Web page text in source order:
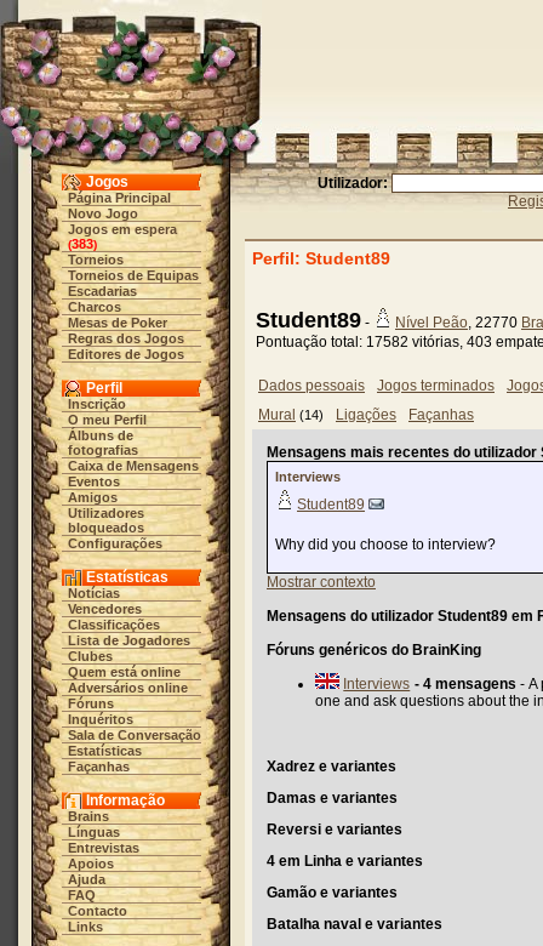
Jogos
Página Principal
Novo Jogo
Jogos em espera
(383)
Torneios
Torneios de Equipas
Escadarias
Charcos
Mesas de Poker
Regras dos Jogos
Editores de Jogos
Perfil
Inscrição
O meu Perfil
Álbuns de
fotografias
Caixa de Mensagens
Eventos
Amigos
Utilizadores
bloqueados
Configurações
Estatísticas
Notícias
Vencedores
Classificações
Lista de Jogadores
Clubes
Quem está online
Adversários online
Fóruns
Inquéritos
Sala de Conversação
Estatísticas
Façanhas
Informação
Brains
Línguas
Entrevistas
Apoios
Ajuda
FAQ
Contacto
Links
Utilizador:
Perfil: Student89
Student89 - Nível Peão, 22770
Pontuação total: 17582 vitórias, 403
Dados pessoais Jogos terminados
Mural (14) Ligações Façanhas
Mensagens mais recentes do
Interviews
Student89
Why did you choose to interview?
Mostrar contexto
Mensagens do utilizador Student89 em
Fóruns genéricos do BrainKing
Interviews - 4 mensagens - A
one and ask questions about the
Xadrez e variantes
Damas e variantes
Reversi e variantes
4 em Linha e variantes
Gamão e variantes
Batalha naval e variantes